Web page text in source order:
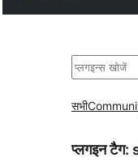
खोजें
सभी
प्लगइन टैग: